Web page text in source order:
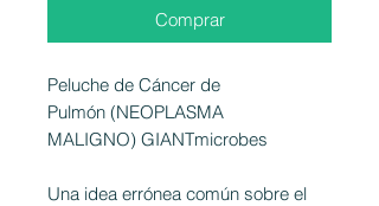
Comprar
Peluche de Cáncer de
Pulmón (NEOPLASMA
MALIGNO) GIANTmicrobes
Una idea errónea común sobre el